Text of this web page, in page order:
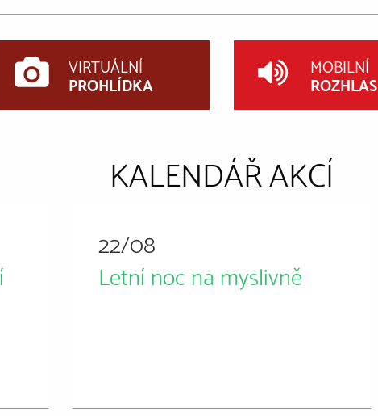
VIRTUÁLNÍ
PROHLÍDKA
MOBILNÍ
ROZHLAS
KALENDÁŘ AKCÍ
22/08
Letní noc na myslivně